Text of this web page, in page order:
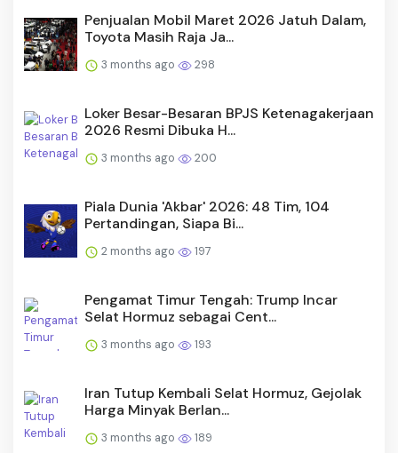
Penjualan Mobil Maret 2026 Jatuh Dalam,
Toyota Masih Raja Ja...
3 months ago 298
Loker Besar-Besaran BPJS Ketenagakerjaan
2026 Resmi Dibuka H...
3 months ago 200
Piala Dunia 'Akbar' 2026: 48 Tim, 104
Pertandingan, Siapa Bi...
2 months ago 197
Pengamat Timur Tengah: Trump Incar
Selat Hormuz sebagai Cent...
3 months ago 193
Iran Tutup Kembali Selat Hormuz, Gejolak
Harga Minyak Berlan...
3 months ago 189